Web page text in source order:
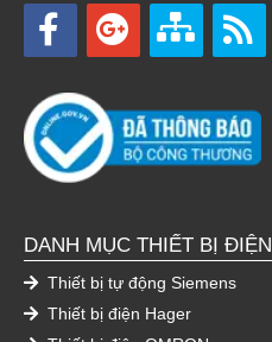
DANH MỤC THIẾT BỊ ĐIỆN
Thiết bị tự động Siemens
Thiết bị điện Hager